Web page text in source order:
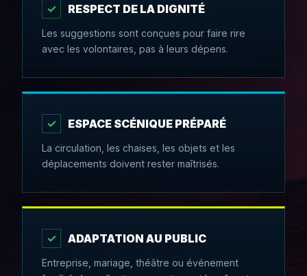
✓ RESPECT DE LA DIGNITÉ
Les suggestions sont conçues pour faire rire
avec les volontaires, pas à leurs dépens.
✓ ESPACE SCÉNIQUE PRÉPARÉ
La circulation, les chaises, les objets et les
déplacements doivent rester maîtrisés.
✓ ADAPTATION AU PUBLIC
Entreprise, mariage, théâtre ou événement